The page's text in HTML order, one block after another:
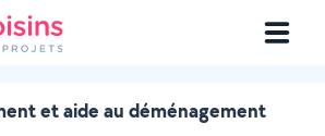
et aide au déménagement